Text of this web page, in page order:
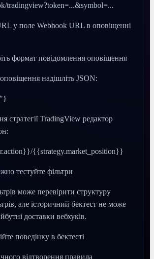
tradingview?token=...&symbol=...
у поле Webhook URL в оповіщенні
формат повідомлення оповіщення
надішліть JSON:
стратегії TradingView редактор
{{strategy.market_position}}
тестуйте фільтри
може перевірити структуру
але історичний бектест не може
доставки вебхуків.
поведінку в бектесті
відтворення правила